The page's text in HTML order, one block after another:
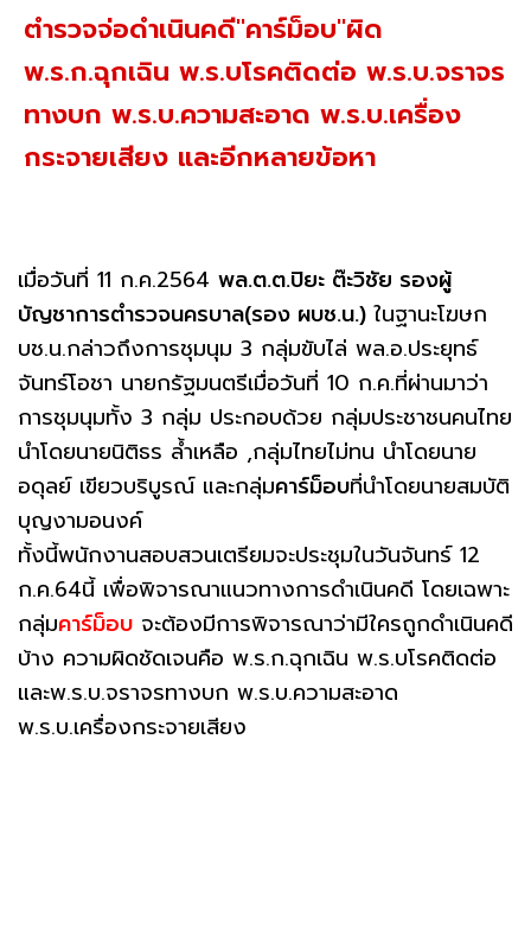
ตำรวจจ่อดำเนินคดี"คาร์ม็อบ"ผิด
พ.ร.ก.ฉุกเฉิน พ.ร.บโรคติดต่อ พ.ร.บ.จราจร
ทางบก พ.ร.บ.ความสะอาด พ.ร.บ.เครื่อง
กระจายเสียง และอีกหลายข้อหา
เมื่อวันที่ 11 ก.ค.2564 พล.ต.ต.ปิยะ ต๊ะวิชัย รองผู้
บัญชาการตำรวจนครบาล(รอง ผบช.น.) ในฐานะโฆษก
บช.น.กล่าวถึงการชุมนุม 3 กลุ่มขับไล่ พล.อ.ประยุทธ์
จันทร์โอชา นายกรัฐมนตรีเมื่อวันที่ 10 ก.ค.ที่ผ่านมาว่า
การชุมนุมทั้ง 3 กลุ่ม ประกอบด้วย กลุ่มประชาชนคนไทย
นำโดยนายนิติธร ล้ำเหลือ ,กลุ่มไทยไม่ทน นำโดยนาย
อดุลย์ เขียวบริบูรณ์ และกลุ่มคาร์ม็อบที่นำโดยนายสมบัติ
บุญงามอนงค์
ทั้งนี้พนักงานสอบสวนเตรียมจะประชุมในวันจันทร์ 12
ก.ค.64นี้ เพื่อพิจารณาแนวทางการดำเนินคดี โดยเฉพาะ
กลุ่มคาร์ม็อบ จะต้องมีการพิจารณาว่ามีใครถูกดำเนินคดี
บ้าง ความผิดชัดเจนคือ พ.ร.ก.ฉุกเฉิน พ.ร.บโรคติดต่อ
และพ.ร.บ.จราจรทางบก พ.ร.บ.ความสะอาด
พ.ร.บ.เครื่องกระจายเสียง